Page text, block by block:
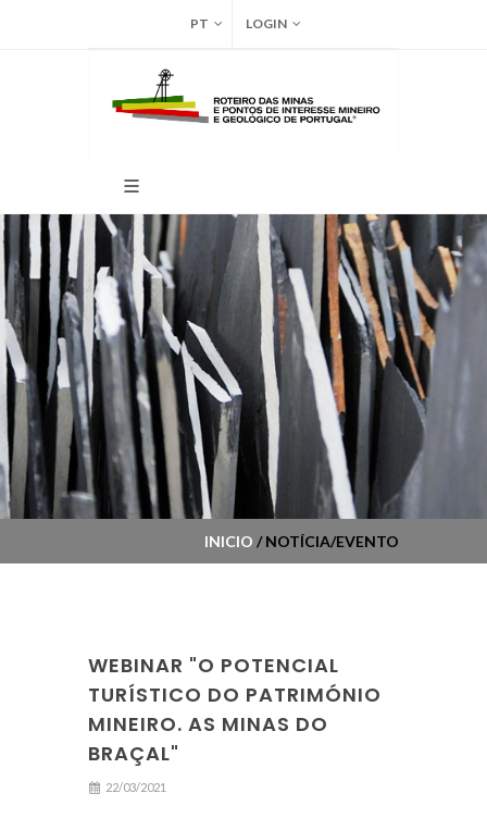
PT LOGIN
INICIO / NOTÍCIA/EVENTO
WEBINAR "O POTENCIAL
TURÍSTICO DO PATRIMÓNIO
MINEIRO. AS MINAS DO
BRAÇAL"
22/03/2021